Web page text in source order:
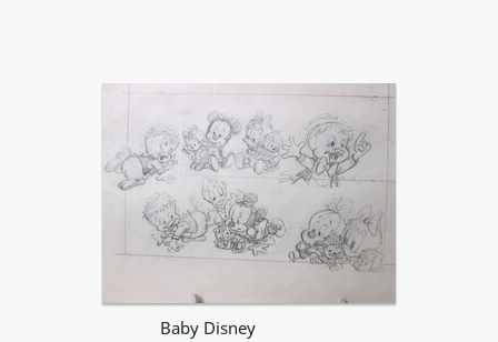
Baby Disney